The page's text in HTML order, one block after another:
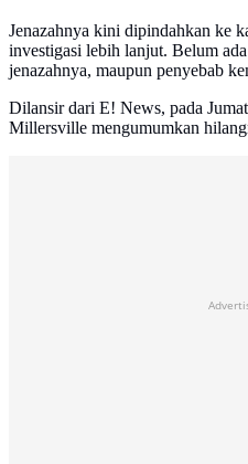
Jenazahnya kini dipindahkan ke
investigasi lebih lanjut. Belum
jenazahnya, maupun penyebab
Dilansir dari E! News, pada
Millersville mengumumkan